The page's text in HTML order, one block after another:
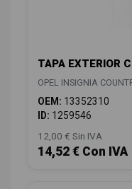
TAPA EXTERIOR
OPEL INSIGNIA
OEM: 13352310
ID: 1259546
12,00 € Sin IVA
14,52 € Con IVA